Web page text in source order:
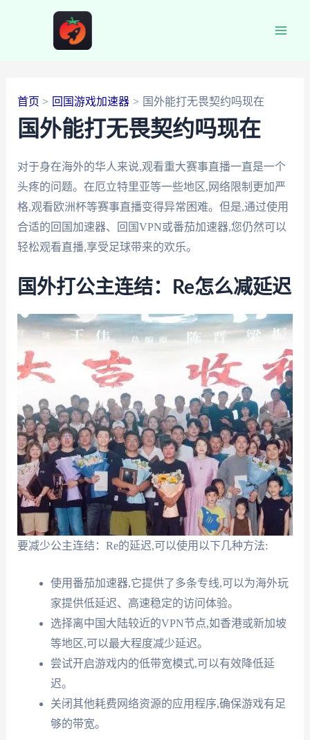
首页 回国游戏加速器 国外能打无畏契约吗现在
国外能打无畏契约吗现在
对于身在海外的华人来说,观看重大赛事直播一直是一个
头疼的问题。在厄立特里亚等一些地区,网络限制更加严
格,观看欧洲杯等赛事直播变得异常困难。但是,通过使用
合适的回国加速器、回国VPN或番茄加速器,您仍然可以
轻松观看直播,享受足球带来的欢乐。
国外打公主连结：Re怎么减延迟
要减少公主连结：Re的延迟,可以使用以下几种方法:
使用番茄加速器,它提供了多条专线,可以为海外玩
家提供低延迟、高速稳定的访问体验。
选择离中国大陆较近的VPN节点,如香港或新加坡
等地区,可以最大程度减少延迟。
尝试开启游戏内的低带宽模式,可以有效降低延
迟。
关闭其他耗费网络资源的应用程序,确保游戏有足
够的带宽。